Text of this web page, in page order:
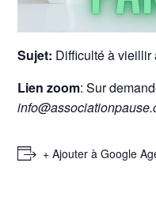
Sujet: Difficulté à vieillir
Lien zoom: Sur
+ Ajouter à Google